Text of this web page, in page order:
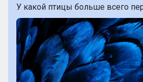
У какой птицы больше всего